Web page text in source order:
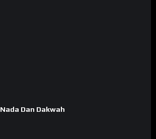
Nada Dan Dakwah